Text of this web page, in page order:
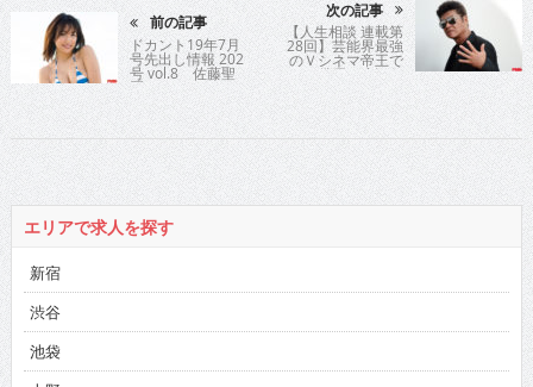
前の記事
ドカント19年7月
号先出し情報 202
号 vol.8 佐藤聖
羅
次の記事
【人生相談 連載第
28回】芸能界最強
のＶシネマ帝王で
ある俳優の小沢仁
志氏が時に優し
く、時に厳しく歯
切れよく人生指
南！
エリアで求人を探す
新宿
渋谷
池袋